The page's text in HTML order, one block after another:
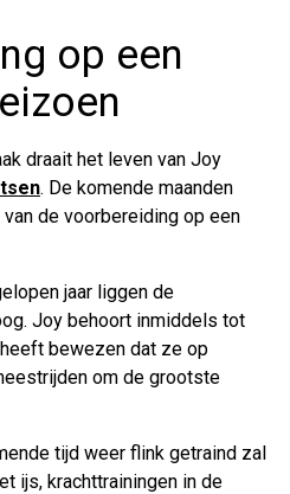
op een
draait het leven van Joy
. De komende maanden
de voorbereiding op een
jaar liggen de
Joy behoort inmiddels tot
bewezen dat ze op
om de grootste
tijd weer flink getraind zal
ijs, krachttrainingen in de